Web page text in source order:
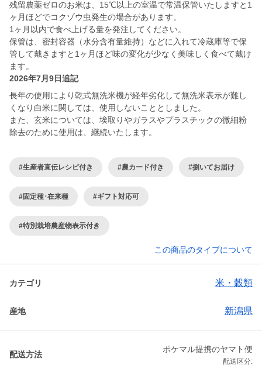
残留農薬ゼロのお米は、15℃以上の室温で常温保管いたしますと1
ヶ月ほどでコクゾウ虫発生の場合があります。
1ヶ月以内で食べ上げる量を発注してください。
保管は、密封容器（水分含有量維持）などに入れて冷蔵庫等で保
管して戴きますと1ヶ月ほど味の変化が少なく美味しく食べて戴け
ます。
2026年7月9日追記
長年の使用により乾式無洗米機が経年劣化して無洗米表示が難し
くなり白米に関しては、使用しないこととしました。
また、玄米については、埃取りやガラスやプラスチックの微細粉
除去のために使用は、継続いたします。
#生産者直伝レシピ付き #農カード付き #捌いてお届け
#固定種･在来種 #ギフト対応可
#特別栽培農産物表示付き
この商品のタイプについて
カテゴリ 米・穀類
産地 新潟県
配送方法
ポケマル提携のヤマト便
配送区分: